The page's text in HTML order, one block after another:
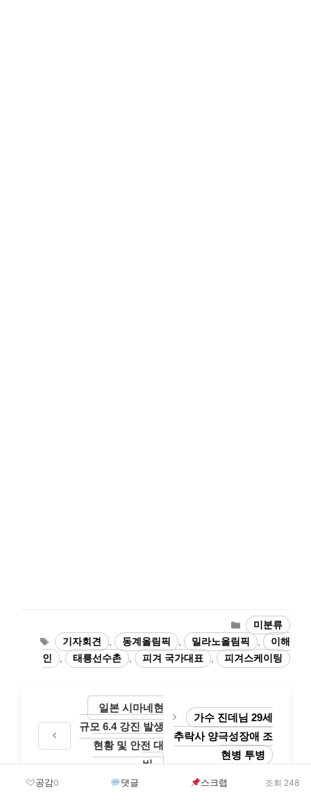
카
테
고
리
미분류
태
그
기자회견 , 동계올림픽 , 밀라노올림픽 ,
이해
인
, 태릉선수촌 , 피겨 국가대표 , 피겨스케이팅
일본 시마네현
규모 6.4 강진 발생
현황 및 안전 대
비
가수 진데님 29세
추락사 양극성장애 조
현병 투병
공감0 댓글 스크랩 조회 248